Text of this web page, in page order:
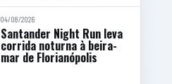
04/08/2026
Santander Night Run leva
corrida noturna à beira-
mar de Florianópolis